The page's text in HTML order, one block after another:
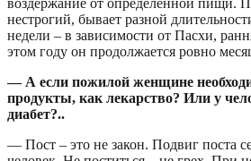
воздержание от определённой пищи.
нестрогий, бывает разной
недели – в зависимости от Пасхи,
этом году он продолжается ровно
— А если пожилой женщине
продукты, как лекарство? Или у
диабет?..
— Пост – это не закон. Подвиг поста